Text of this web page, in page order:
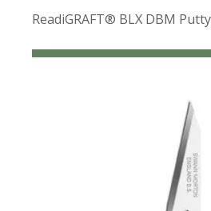
ReadiGRAFT® BLX DBM Putty